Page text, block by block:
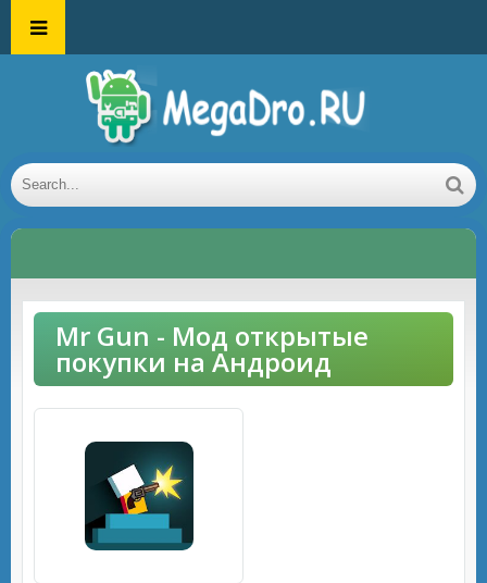
Mr Gun - Мод открытые
покупки на Андроид